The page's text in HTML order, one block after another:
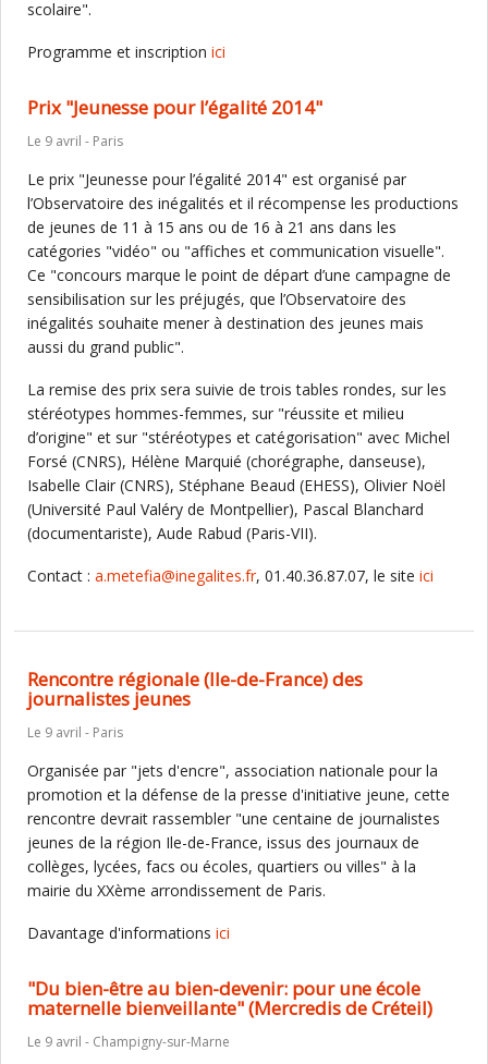
scolaire".
Programme et inscription ici
Prix "Jeunesse pour l’égalité 2014"
Le 9 avril - Paris
Le prix "Jeunesse pour l’égalité 2014" est organisé par
l’Observatoire des inégalités et il récompense les productions
de jeunes de 11 à 15 ans ou de 16 à 21 ans dans les
catégories "vidéo" ou "affiches et communication visuelle".
Ce "concours marque le point de départ d’une campagne de
sensibilisation sur les préjugés, que l’Observatoire des
inégalités souhaite mener à destination des jeunes mais
aussi du grand public".
La remise des prix sera suivie de trois tables rondes, sur les
stéréotypes hommes-femmes, sur "réussite et milieu
d’origine" et sur "stéréotypes et catégorisation" avec Michel
Forsé (CNRS), Hélène Marquié (chorégraphe, danseuse),
Isabelle Clair (CNRS), Stéphane Beaud (EHESS), Olivier Noël
(Université Paul Valéry de Montpellier), Pascal Blanchard
(documentariste), Aude Rabud (Paris-VII).
Contact : a.metefia@inegalites.fr, 01.40.36.87.07, le site ici
Rencontre régionale (Ile-de-France) des
journalistes jeunes
Le 9 avril - Paris
Organisée par "jets d'encre", association nationale pour la
promotion et la défense de la presse d'initiative jeune, cette
rencontre devrait rassembler "une centaine de journalistes
jeunes de la région Ile-de-France, issus des journaux de
collèges, lycées, facs ou écoles, quartiers ou villes" à la
mairie du XXème arrondissement de Paris.
Davantage d'informations ici
"Du bien-être au bien-devenir: pour une école
maternelle bienveillante" (Mercredis de Créteil)
Le 9 avril - Champigny-sur-Marne